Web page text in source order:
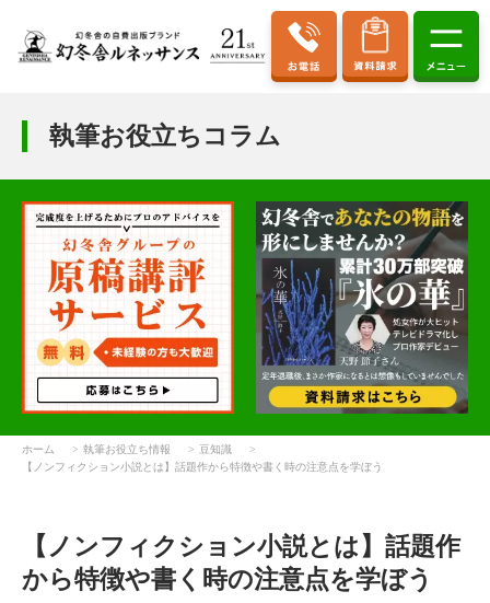
執筆お役立ちコラム
ホーム 執筆お役立ち情報
豆知識
【ノンフィクション小説とは】話題作から特徴や書く時の注意点を学ぼう
【ノンフィクション小説とは】話題作
から特徴や書く時の注意点を学ぼう